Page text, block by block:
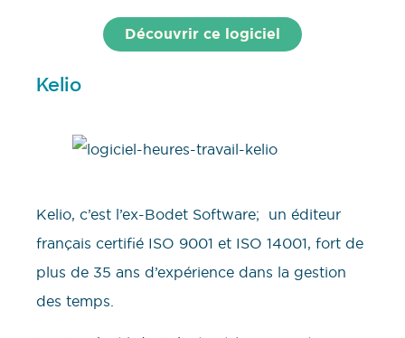
Découvrir ce logiciel
Kelio
Kelio, c’est l’ex-Bodet Software; un éditeur
français certifié ISO 9001 et ISO 14001, fort de
plus de 35 ans d’expérience dans la gestion
des temps.